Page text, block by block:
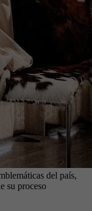
del país,
su proceso